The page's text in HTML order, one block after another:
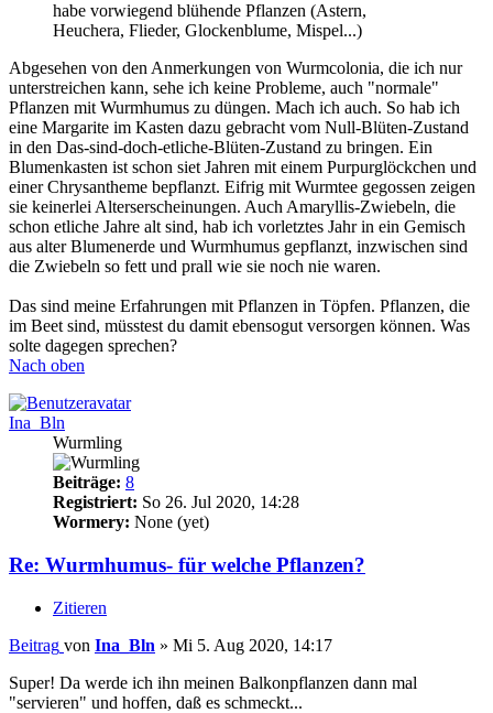
habe vorwiegend blühende Pflanzen (Astern,
Heuchera, Flieder, Glockenblume, Mispel...)
Abgesehen von den Anmerkungen von Wurmcolonia, die ich nur
unterstreichen kann, sehe ich keine Probleme, auch "normale"
Pflanzen mit Wurmhumus zu düngen. Mach ich auch. So hab ich
eine Margarite im Kasten dazu gebracht vom Null-Blüten-Zustand
in den Das-sind-doch-etliche-Blüten-Zustand zu bringen. Ein
Blumenkasten ist schon siet Jahren mit einem Purpurglöckchen und
einer Chrysantheme bepflanzt. Eifrig mit Wurmtee gegossen zeigen
sie keinerlei Alterserscheinungen. Auch Amaryllis-Zwiebeln, die
schon etliche Jahre alt sind, hab ich vorletztes Jahr in ein Gemisch
aus alter Blumenerde und Wurmhumus gepflanzt, inzwischen sind
die Zwiebeln so fett und prall wie sie noch nie waren.
Das sind meine Erfahrungen mit Pflanzen in Töpfen. Pflanzen, die
im Beet sind, müsstest du damit ebensogut versorgen können. Was
solte dagegen sprechen?
Nach oben
Ina_Bln
Wurmling
Beiträge: 8
Registriert: So 26. Jul 2020, 14:28
Wormery: None (yet)
Re: Wurmhumus- für welche Pflanzen?
Zitieren
Beitrag von Ina_Bln » Mi 5. Aug 2020, 14:17
Super! Da werde ich ihn meinen Balkonpflanzen dann mal
"servieren" und hoffen, daß es schmeckt...